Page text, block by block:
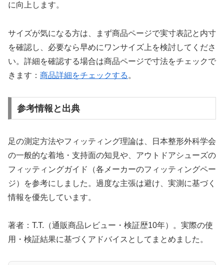
に向上します。
サイズが気になる方は、まず商品ページで実寸表記と内寸
を確認し、必要なら早めにワンサイズ上を検討してくださ
い。詳細を確認する場合は商品ページで寸法をチェックで
きます： 商品詳細をチェックする 。
参考情報と出典
足の測定方法やフィッティング理論は、日本整形外科学会
の一般的な着地・支持面の知見や、アウトドアシューズの
フィッティングガイド（各メーカーのフィッティングペー
ジ）を参考にしました。過度な主張は避け、実測に基づく
情報を優先しています。
著者：T.T.（通販商品レビュー・検証歴10年）。実際の使
用・検証結果に基づくアドバイスとしてまとめました。